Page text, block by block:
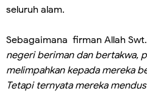
seluruh alam.
Sebagaimana firman Allah
negeri beriman dan bertakwa,
melimpahkan kepada mereka
Tetapi ternyata mereka